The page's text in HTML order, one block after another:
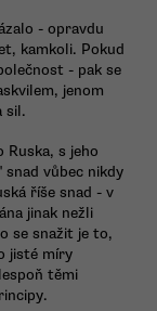
- opravdu
kamkoli. Pokud
- pak se
jenom
sil.
Ruska, s jeho
vůbec nikdy
říše snad - v
jinak nežli
se snažit je to,
jisté míry
těmi